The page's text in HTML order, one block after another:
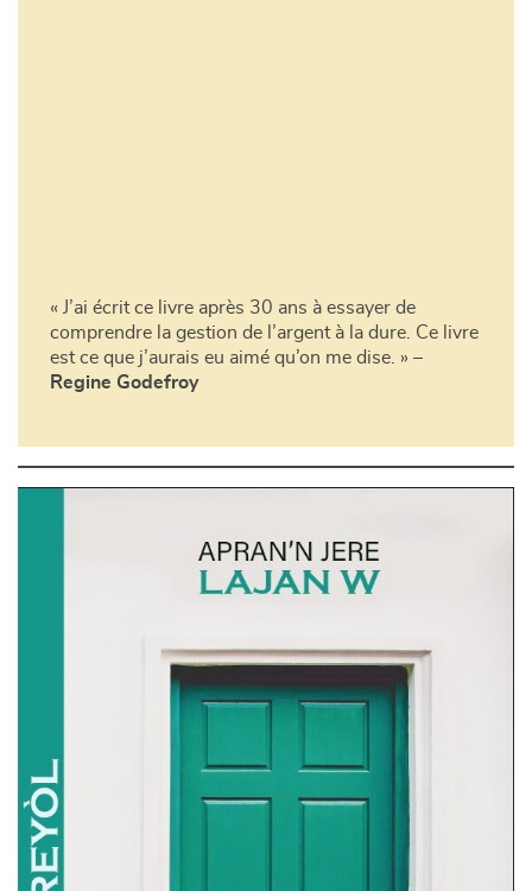
« J’ai écrit ce livre après 30 ans à essayer de
comprendre la gestion de l’argent à la dure. Ce livre
est ce que j’aurais eu aimé qu’on me dise. » –
Regine Godefroy